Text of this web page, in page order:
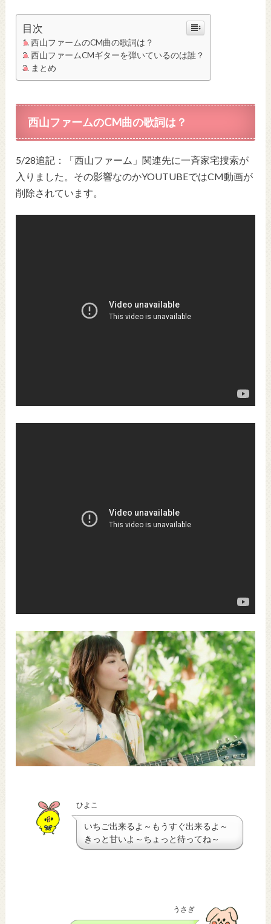
目次
西山ファームのCM曲の歌詞は？
西山ファームCMギターを弾いているのは誰？
まとめ
西山ファームのCM曲の歌詞は？
5/28追記： 「西山ファーム 」関連先に一斉家宅捜索が
入りました。その影響なのかYOUTUBEではCM動画が
削除されています。
ひよこ
いちご出来るよ～もうすぐ出来るよ～
きっと甘いよ～ちょっと待ってね～
うさぎ